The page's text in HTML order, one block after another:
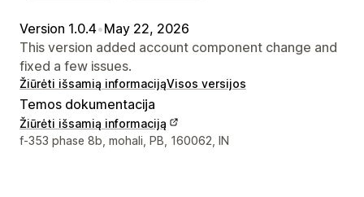
Version 1.0.4•May 22, 2026
This version added account component change and
fixed a few issues.
Žiūrėti išsamią informacijąVisos versijos
Temos dokumentacija
Žiūrėti išsamią informaciją
Kūrėjo kontaktiniai duomenys
f-353 phase 8b, mohali, PB, 160062, IN